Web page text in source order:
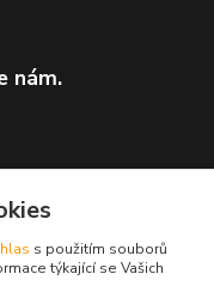
nám.
s použitím souborů
týkající se Vašich